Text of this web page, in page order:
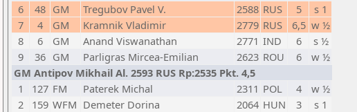
6
48 GM Tregubov Pavel V. 2588 RUS 5
s 1
7
4 GM Kramnik Vladimir 2779 RUS 6,5 w ½
8
6 GM Anand Viswanathan 2771 IND 6
s ½
9
36 GM Parligras Mircea-Emilian 2623 ROU 6
w ½
GM Antipov Mikhail Al. 2593 RUS Rp:2535 Pkt. 4,5
1
127 FM Paterek Michal 2311 POL 4
w ½
2
159 WFM Demeter Dorina 2064 HUN 3
s 1